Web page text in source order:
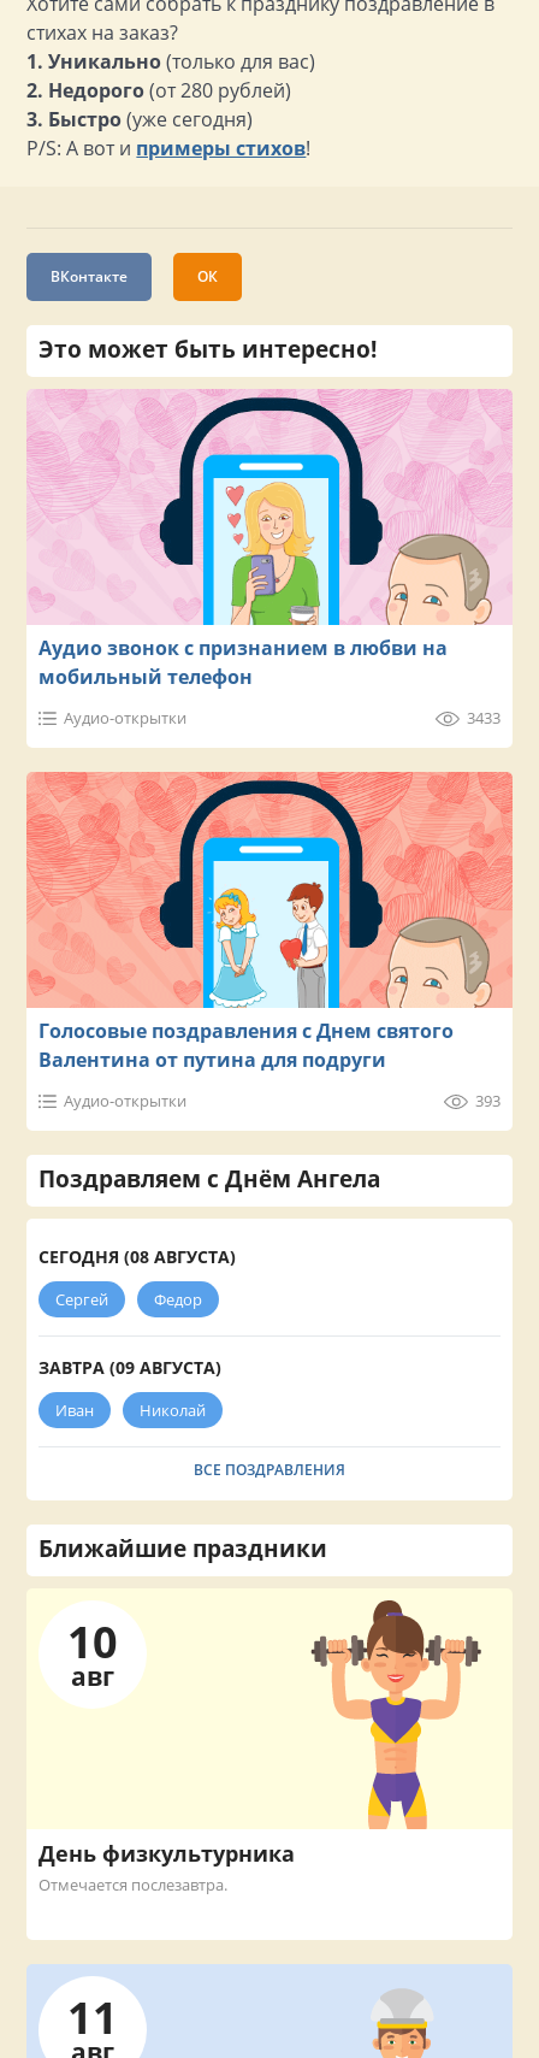
стихах на заказ?
1. Уникально(только для вас)
2. Недорого(от 280 рублей)
3. Быстро(уже сегодня)
P/S: А вот и примеры стихов!
ВКонтакте ОК
Это может быть интересно!
Аудио звонок с признанием в любви на
мобильный телефон
Аудио-открытки 3433
Голосовые поздравления с Днем святого
Валентина от путина для подруги
Аудио-открытки 393
Поздравляем с Днём Ангела
СЕГОДНЯ (08 АВГУСТА)
Сергей Федор
ЗАВТРА (09 АВГУСТА)
Иван Николай
ВСЕ ПОЗДРАВЛЕНИЯ
Ближайшие праздники
10
авг
День физкультурника
Отмечается послезавтра.
11